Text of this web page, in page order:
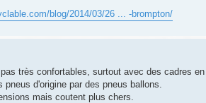
blog/2014/03/26 ... -brompton/
très confortables, surtout avec des cadres
d'origine par des pneus ballons.
mais coutent plus chers.